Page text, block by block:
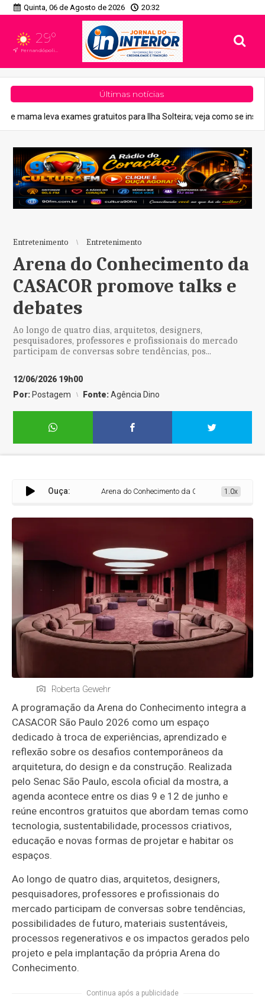
Quinta, 06 de Agosto de 2026 20:32
29°
Fernandópolis, SP
Últimas notícias
para Ilha Solteira; veja como se inscrever Economia
Entretenimento Entretenimento
Arena do Conhecimento da
CASACOR promove talks e
debates
Ao longo de quatro dias, arquitetos, designers,
pesquisadores, professores e profissionais do mercado
participam de conversas sobre tendências, pos...
12/06/2026 19h00
Por: Postagem Fonte:Agência Dino
Ouça: Arena do Conhecimento da CASACOR promove talks
1.0x
Roberta Gewehr
A programação da Arena do Conhecimento integra a
CASACOR São Paulo 2026 como um espaço
dedicado à troca de experiências, aprendizado e
reflexão sobre os desafios contemporâneos da
arquitetura, do design e da construção. Realizada
pelo Senac São Paulo, escola oficial da mostra, a
agenda acontece entre os dias 9 e 12 de junho e
reúne encontros gratuitos que abordam temas como
tecnologia, sustentabilidade, processos criativos,
educação e novas formas de projetar e habitar os
espaços.
Ao longo de quatro dias, arquitetos, designers,
pesquisadores, professores e profissionais do
mercado participam de conversas sobre tendências,
possibilidades de futuro, materiais sustentáveis,
processos regenerativos e os impactos gerados pelo
projeto e pela implantação da própria Arena do
Conhecimento.
Continua após a publicidade